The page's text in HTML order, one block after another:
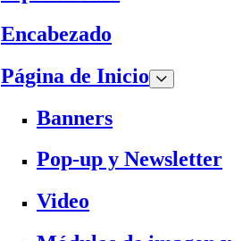
Encabezado
Página de Inicio
Banners
Pop-up y Newsletter
Video